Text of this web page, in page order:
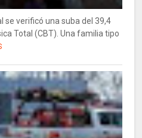
se verificó una suba del 39,4
Total (CBT). Una familia tipo